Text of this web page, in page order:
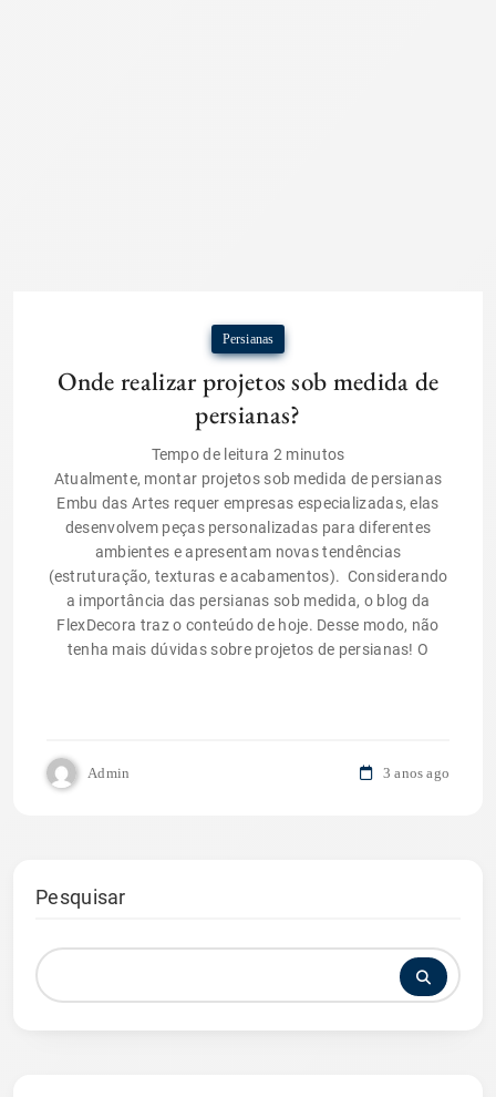
Persianas
Onde realizar projetos sob medida de
persianas?
Tempo de leitura 2 minutos
Atualmente, montar projetos sob medida de persianas
Embu das Artes requer empresas especializadas, elas
desenvolvem peças personalizadas para diferentes
ambientes e apresentam novas tendências
(estruturação, texturas e acabamentos). Considerando
a importância das persianas sob medida, o blog da
FlexDecora traz o conteúdo de hoje. Desse modo, não
tenha mais dúvidas sobre projetos de persianas! O
Admin 3 anos ago
Pesquisar